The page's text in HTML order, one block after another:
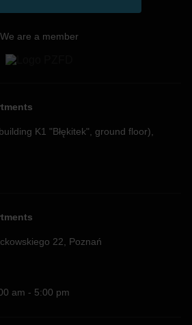
We are a member
K1 "Błękitek", ground floor),
22, Poznań
am - 5:00 pm